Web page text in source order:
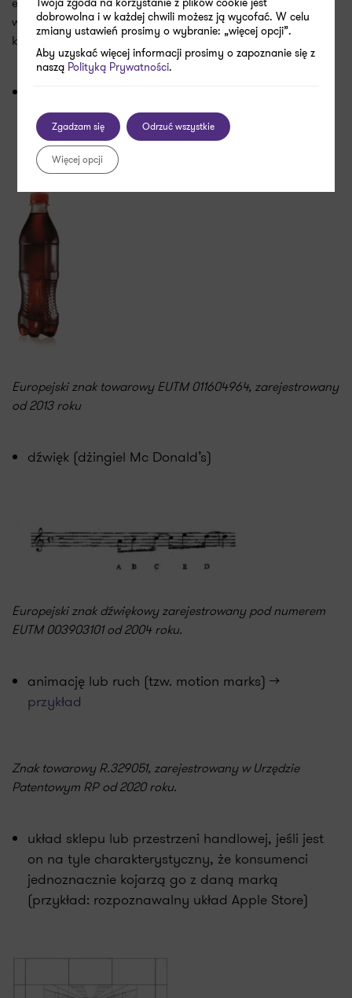
wyróżników, jeśli są one wystarczająco unikatowe i silnie
kojarzone z marką. Można zatem chronić także:
Europejski znak towarowy EUTM 011604964, zarejestrowany
od 2013 roku
dźwięk (dżingiel Mc Donald’s)
Europejski znak dźwiękowy zarejestrowany pod numerem
EUTM 003903101 od 2004 roku.
animację lub ruch (tzw. motion marks) >>
przykład
Znak towarowy R.329051, zarejestrowany w Urzędzie
Patentowym RP od 2020 roku.
układ sklepu lub przestrzeni handlowej, jeśli jest
on na tyle charakterystyczny, że konsumenci
jednoznacznie kojarzą go z daną marką
(przykład: rozpoznawalny układ Apple Store)
dobrowolna i w każdej chwili możesz ją wycofać. W celu
zmiany ustawień prosimy o wybranie: „więcej opcji”.
Aby uzyskać więcej informacji prosimy o zapoznanie się z
naszą Polityką Prywatności.
Zgadzam się Odrzuć wszystkie
Więcej opcji